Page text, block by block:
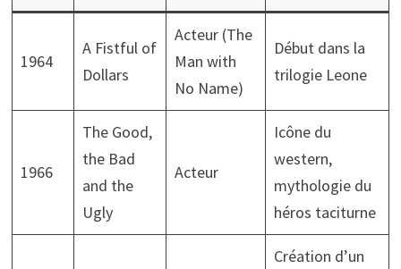
1964
A Fistful of
Dollars
Acteur (The
Man with
No Name)
Début dans la
trilogie Leone
1966
The Good,
the Bad
and the
Ugly
Acteur
Icône du
western,
mythologie du
héros taciturne
Création d’un